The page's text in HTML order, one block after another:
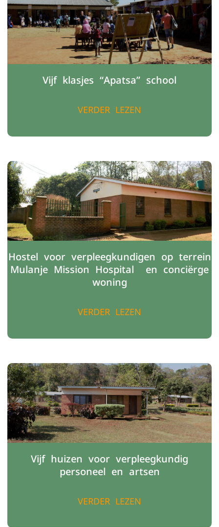
Vijf klasjes “Apatsa” school
VERDER LEZEN
Hostel voor verpleegkundigen op terrein
Mulanje Mission Hospital- en conciërge
woning
VERDER LEZEN
Vijf huizen voor verpleegkundig
personeel en artsen
VERDER LEZEN